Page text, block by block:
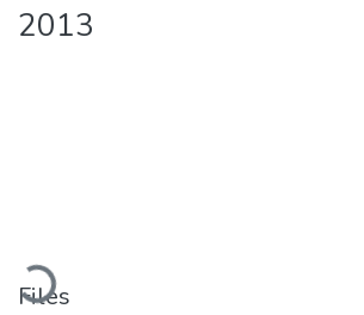
2013
Loading...
Files